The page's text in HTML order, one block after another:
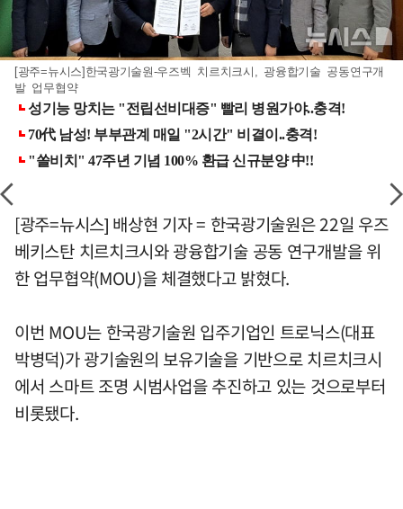
[광주=뉴시스]한국광기술원-우즈벡 치르치크시, 광융합기술 공동연구개
발 업무협약
[광주=뉴시스] 배상현 기자 = 한국광기술원은 22일 우즈
베키스탄 치르치크시와 광융합기술 공동 연구개발을 위
한 업무협약(MOU)을 체결했다고 밝혔다.
이번 MOU는 한국광기술원 입주기업인 트로닉스(대표
박병덕)가 광기술원의 보유기술을 기반으로 치르치크시
에서 스마트 조명 시범사업을 추진하고 있는 것으로부터
비롯됐다.